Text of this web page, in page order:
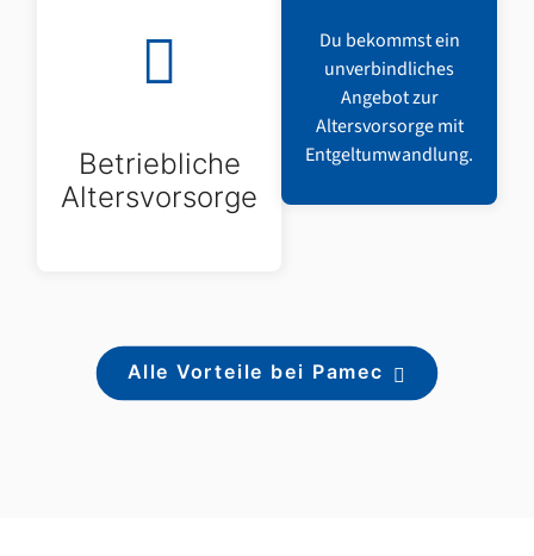
Betriebliche
Altersvorsorge
Du bekommst ein
unverbindliches
Angebot zur
Altersvorsorge mit
Entgeltumwandlung.
Alle Vorteile bei Pamec